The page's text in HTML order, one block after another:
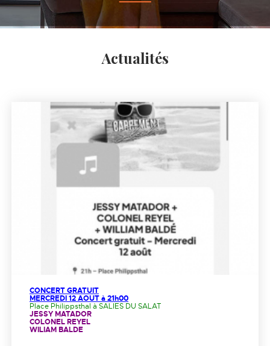
Actualités
CONCERT GRATUIT
MERCREDI 12 AOUT à 21h00
Place Philippsthal à SALIES DU SALAT
JESSY MATADOR
COLONEL REYEL
WILIAM BALDE